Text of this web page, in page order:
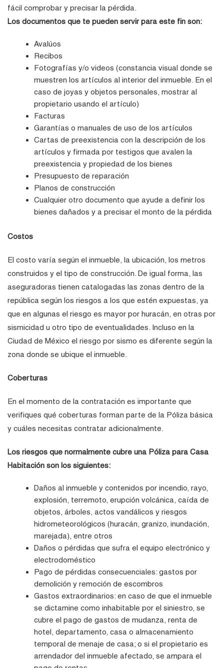
fácil comprobar y precisar la pérdida.
Los documentos que te pueden servir para este fin son:
Avalúos
Recibos
Fotografías y/o videos (constancia visual donde se
muestren los artículos al interior del inmueble. En el
caso de joyas y objetos personales, mostrar al
propietario usando el artículo)
Facturas
Garantías o manuales de uso de los artículos
Cartas de preexistencia con la descripción de los
artículos y firmada por testigos que avalen la
preexistencia y propiedad de los bienes
Presupuesto de reparación
Planos de construcción
Cualquier otro documento que ayude a definir los
bienes dañados y a precisar el monto de la pérdida
Costos
El costo varía según el inmueble, la ubicación, los metros
construidos y el tipo de construcción. De igual forma, las
aseguradoras tienen catalogadas las zonas dentro de la
república según los riesgos a los que estén expuestas, ya
que en algunas el riesgo es mayor por huracán, en otras por
sismicidad u otro tipo de eventualidades. Incluso en la
Ciudad de México el riesgo por sismo es diferente según la
zona donde se ubique el inmueble.
Coberturas
En el momento de la contratación es importante que
verifiques qué coberturas forman parte de la Póliza básica
y cuáles necesitas contratar adicionalmente.
Los riesgos que normalmente cubre una Póliza para Casa
Habitación son los siguientes:
Daños al inmueble y contenidos por incendio, rayo,
explosión, terremoto, erupción volcánica, caída de
objetos, árboles, actos vandálicos y riesgos
hidrometeorológicos (huracán, granizo, inundación,
marejada), entre otros
Daños o pérdidas que sufra el equipo electrónico y
electrodoméstico
Pago de pérdidas consecuenciales: gastos por
demolición y remoción de escombros
Gastos extraordinarios: en caso de que el inmueble
se dictamine como inhabitable por el siniestro, se
cubre el pago de gastos de mudanza, renta de
hotel, departamento, casa o almacenamiento
temporal de menaje de casa; o si el propietario es
arrendador del inmueble afectado, se ampara el